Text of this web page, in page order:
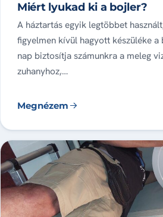
Miért lyukad ki a bojler?
A háztartás egyik legtöbbet
figyelmen kívül hagyott készüléke a
nap biztosítja számunkra a meleg
zuhanyhoz,…
Megnézem